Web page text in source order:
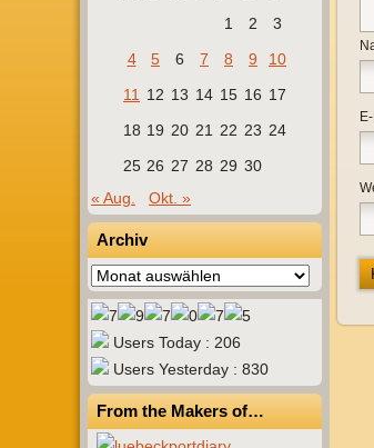
1
2
3
4
5 6 7 8 9
10
11
12 13 14 15 16 17
18 19 20 21 22 23 24
25 26 27 28 29 30
« Aug.
Okt. »
Archiv
Archiv
Users Today : 206
Users Yesterday : 830
From the Makers of…